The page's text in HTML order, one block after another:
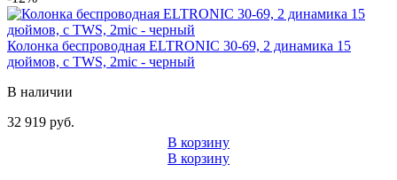
Колонка беспроводная ELTRONIC 30-69, 2 динамика 15
дюймов, с TWS, 2mic - черный
В наличии
32 919 руб.
В корзину
В корзину